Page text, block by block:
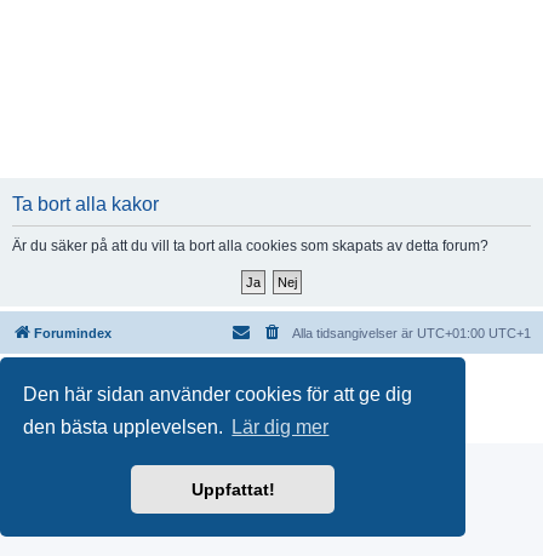
Den här sidan använder cookies för att ge dig
den bästa upplevelsen.
Lär dig mer
Uppfattat!
Ta bort alla kakor
Är du säker på att du vill ta bort alla cookies som skapats av detta forum?
Forumindex Alla tidsangivelser är UTC+01:00 UTC+1
Swedish translation byphpBB Sweden© 2006-2018
Integritetspolicy
|Användarvillkor